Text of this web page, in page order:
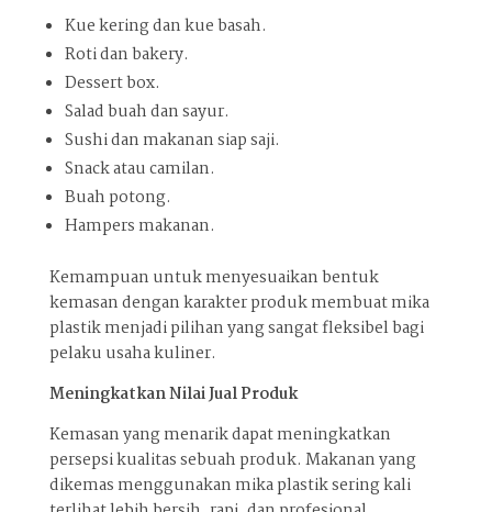
Kue kering dan kue basah.
Roti dan bakery.
Dessert box.
Salad buah dan sayur.
Sushi dan makanan siap saji.
Snack atau camilan.
Buah potong.
Hampers makanan.
Kemampuan untuk menyesuaikan bentuk
kemasan dengan karakter produk membuat mika
plastik menjadi pilihan yang sangat fleksibel bagi
pelaku usaha kuliner.
Meningkatkan Nilai Jual Produk
Kemasan yang menarik dapat meningkatkan
persepsi kualitas sebuah produk. Makanan yang
dikemas menggunakan mika plastik sering kali